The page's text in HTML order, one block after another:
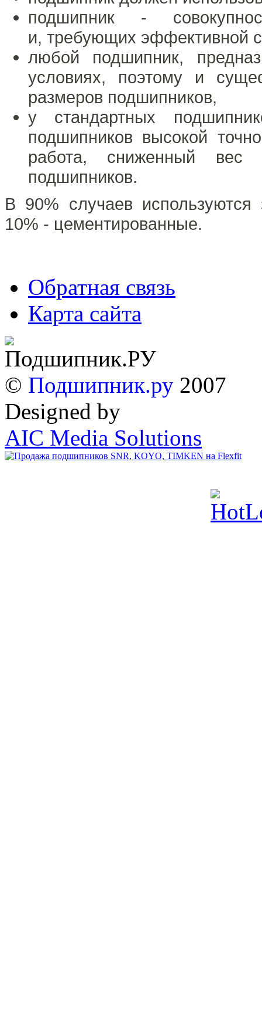
подшипник -
и, требующих эффективной
любой подшипник,
условиях, поэтому и
размеров подшипников,
у стандартных
подшипников высокой
работа, сниженный вес
подшипников.
В 90% случаев
10% - цементированные.
Обратная связь
Карта сайта
© Подшипник.ру 2007
Designed by
AIC Media Solutions